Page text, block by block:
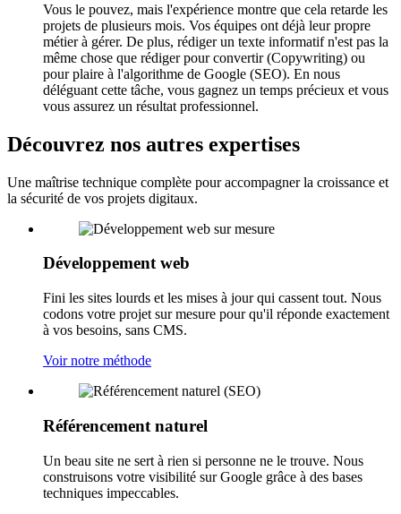
Vous le pouvez, mais l'expérience montre que cela retarde les
projets de plusieurs mois. Vos équipes ont déjà leur propre
métier à gérer. De plus, rédiger un texte informatif n'est pas la
même chose que rédiger pour convertir (Copywriting) ou
pour plaire à l'algorithme de Google (SEO). En nous
déléguant cette tâche, vous gagnez un temps précieux et vous
vous assurez un résultat professionnel.
Découvrez nos autres expertises
Une maîtrise technique complète pour accompagner la croissance et
la sécurité de vos projets digitaux.
Développement web
Fini les sites lourds et les mises à jour qui cassent tout. Nous
codons votre projet sur mesure pour qu'il réponde exactement
à vos besoins, sans CMS.
Voir notre méthode
Référencement naturel
Un beau site ne sert à rien si personne ne le trouve. Nous
construisons votre visibilité sur Google grâce à des bases
techniques impeccables.